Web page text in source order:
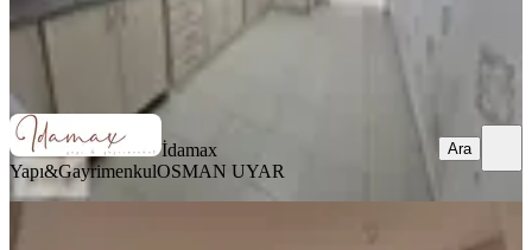
İdamax Yapı&Gayrimenkul OSMAN UYAR
İdamax
Yapı&GayrimenkulOSMAN UYAR
Ara
Sarılar Merkezi Konum Kiralık Daire